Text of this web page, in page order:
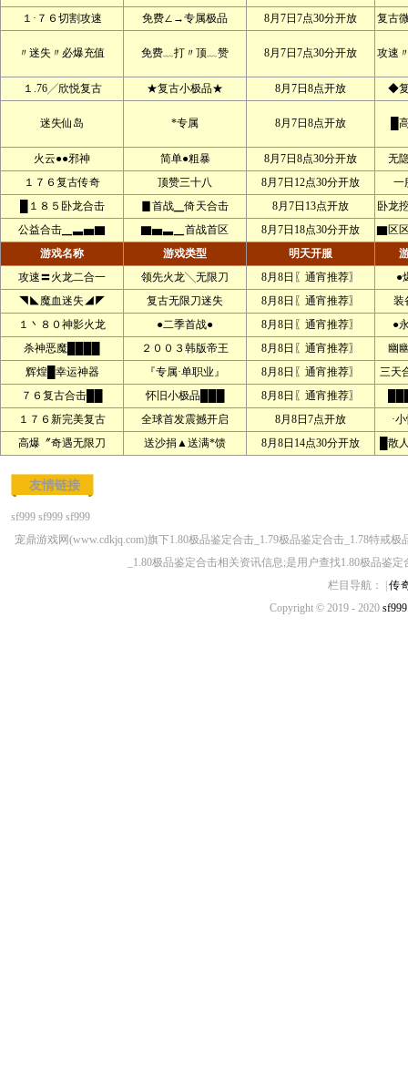
１·７６切割攻速 免费∠→专属极品 8月7日7点30分开放 复古
〃迷失〃必爆充值 免费﹏打〃顶﹏赞 8月7日7点30分开放 攻速
１.76╱欣悦复古 ★复古小极品★ 8月7日8点开放 ◆
迷失仙岛 *专属 8月7日8点开放 █
火云●●邪神 简单●粗暴 8月7日8点30分开放
无
１７６复古传奇
顶赞三十八 8月7日12点30分开放
一
█１８５卧龙合击
▊首战▁倚天合击 8月7日13点开放
卧龙
公益合击▁▃▅▇
▇▅▃▁首战首区 8月7日18点30分开放
▇区
游戏名称
游戏类型 明天开服
攻速〓火龙二合一
领先火龙╲无限刀 8月8日〖通宵推荐〗
●
◥◣魔血迷失◢◤
复古无限刀迷失 8月8日〖通宵推荐〗
装
１丶８０神影火龙
●二季首战● 8月8日〖通宵推荐〗
●
杀神恶魔████
２００３韩版帝王 8月8日〖通宵推荐〗
幽
辉煌█幸运神器
『专属·单职业』 8月8日〖通宵推荐〗
三天
７６复古合击██
怀旧小极品███ 8月8日〖通宵推荐〗
１７６新完美复古
全球首发震撼开启 8月8日7点开放
·
高爆〞奇遇无限刀
送沙捐▲送满*馈 8月8日14点30分开放 █散
友情链接
sf999 sf999 sf999
宠鼎游戏网(www.cdkjq.com)旗下1.80极品鉴定合击_1.79极品鉴定合击_1.78特戒
_1.80极品鉴定合击相关资讯信息;是用户查找1.80极品鉴
栏目导航： |传
Copyright © 2019 - 2020 sf999